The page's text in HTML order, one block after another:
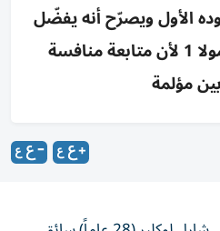
الأول ويصرّح أنه يفضّل
لابنه مهنة غير الفورمولا 1 لأن متابعة منافسة
مؤلمة